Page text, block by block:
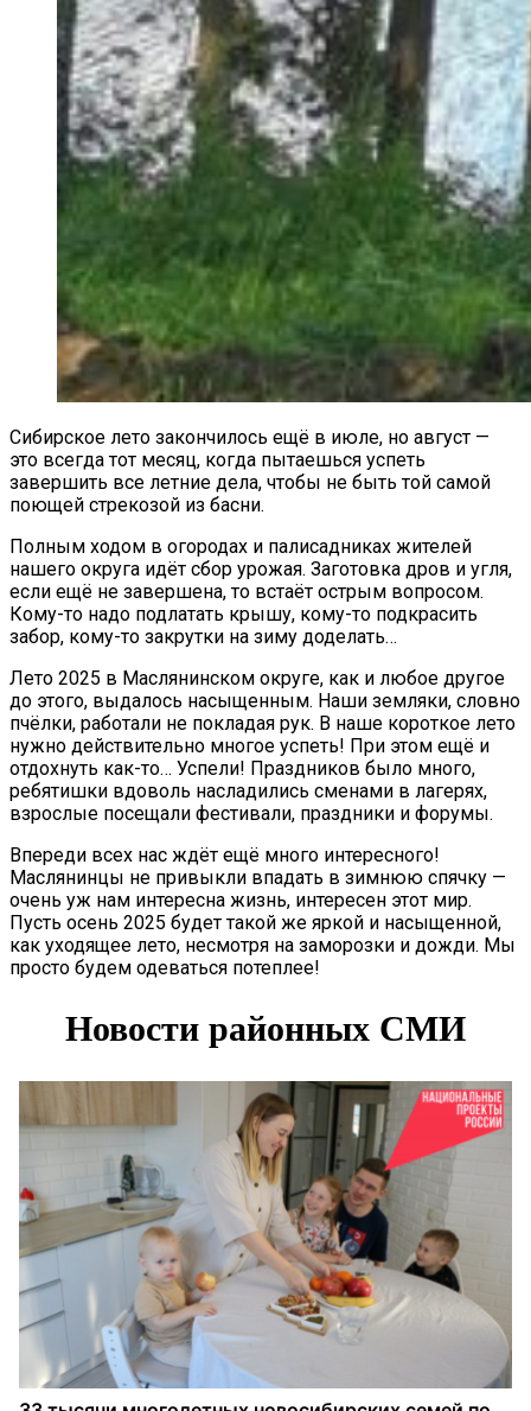
Сибирское лето закончилось ещё в июле, но август —
это всегда тот месяц, когда пытаешься успеть
завершить все летние дела, чтобы не быть той самой
поющей стрекозой из басни.
Полным ходом в огородах и палисадниках жителей
нашего округа идёт сбор урожая. Заготовка дров и угля,
если ещё не завершена, то встаёт острым вопросом.
Кому-то надо подлатать крышу, кому-то подкрасить
забор, кому-то закрутки на зиму доделать…
Лето 2025 в Маслянинском округе, как и любое другое
до этого, выдалось насыщенным. Наши земляки, словно
пчёлки, работали не покладая рук. В наше короткое лето
нужно действительно многое успеть! При этом ещё и
отдохнуть как-то… Успели! Праздников было много,
ребятишки вдоволь насладились сменами в лагерях,
взрослые посещали фестивали, праздники и форумы.
Впереди всех нас ждёт ещё много интересного!
Маслянинцы не привыкли впадать в зимнюю спячку —
очень уж нам интересна жизнь, интересен этот мир.
Пусть осень 2025 будет такой же яркой и насыщенной,
как уходящее лето, несмотря на заморозки и дожди. Мы
просто будем одеваться потеплее!